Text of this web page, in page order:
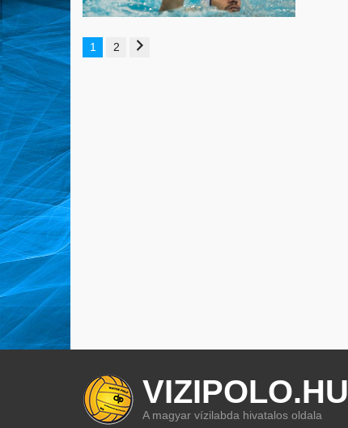
1 2
VIZIPOLO.HU
A magyar vízilabda hivatalos oldala